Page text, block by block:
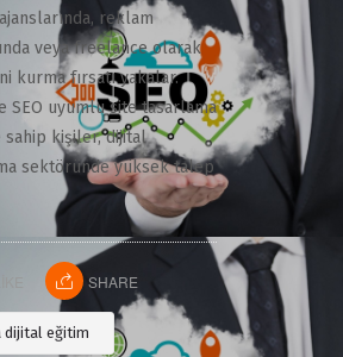
reklam
veya freelance olarak
kurma fırsatı yakalar.
SEO uyumlu site tasarlama
sahip kişiler, dijital
sektöründe yüksek talep
SHARE
dijital eğitim